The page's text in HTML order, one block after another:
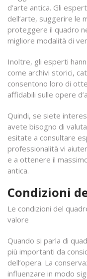
d’arte antica. Gli
dell’arte, suggerire le
proteggere il quadro
migliore modalità di
Inoltre, gli esperti
come archivi storici,
consentono loro di
affidabili sulle opere
Quindi, se siete
avete bisogno di
esitate a consultare
professionalità vi
e a ottenere il
antica.
Condizioni
Le condizioni del
valore
Quando si parla di
più importanti da
dell’opera. La
influenzare in modo